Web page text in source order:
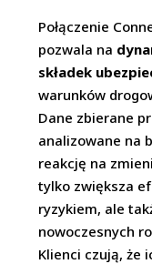
Połączenie
pozwala na
składek
warunków
Dane zbierane
analizowane na
reakcję na
tylko zwiększa
ryzykiem, ale
nowoczesnych
Klienci czują, że